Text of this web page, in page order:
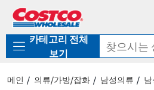
로
기
가
카테고리 전체
보기
메인 의류/가방/잡화 남성의류